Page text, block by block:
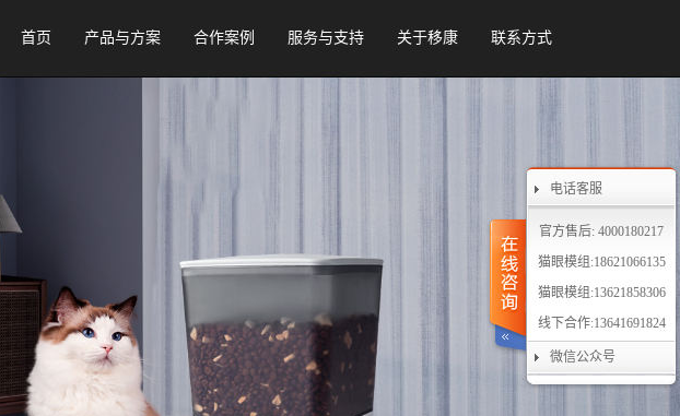
电话客服
官方售后: 4000180217
猫眼模组:18621066135
猫眼模组:13621858306
线下合作:13641691824
微信公众号
首页 产品与方案 合作案例 服务与支持 关于移康 联系方式